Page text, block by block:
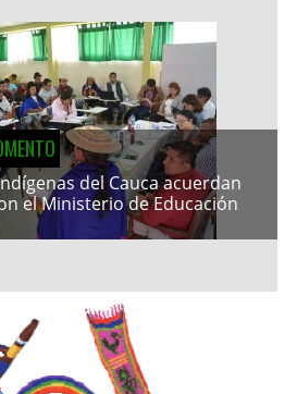
del Cauca acuerdan
el Ministerio de Educación